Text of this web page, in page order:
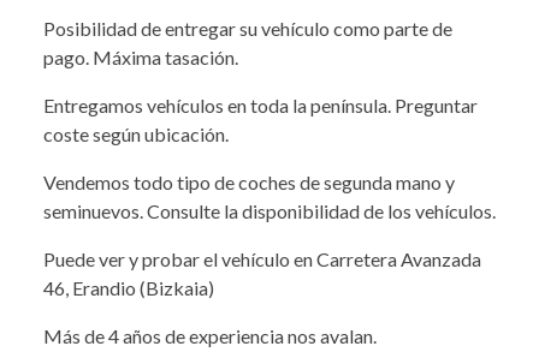
Posibilidad de entregar su vehículo como parte de
pago. Máxima tasación.
Entregamos vehículos en toda la península. Preguntar
coste según ubicación.
Vendemos todo tipo de coches de segunda mano y
seminuevos. Consulte la disponibilidad de los vehículos.
Puede ver y probar el vehículo en Carretera Avanzada
46, Erandio (Bizkaia)
Más de 4 años de experiencia nos avalan.